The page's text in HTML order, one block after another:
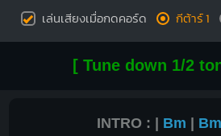
เล่นเสียงเมื่อกดคอร์ด กีต้าร์ 1
[ Tune down 1/2
INTRO : | Bm | Bm